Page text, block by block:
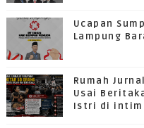
Ucapan
Lampung
Rumah
Usai
Istri di